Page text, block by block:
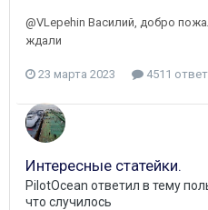
@VLepehin Василий, добро
ждали
23 марта 2023 4511
Интересные статейки.
PilotOcean ответил в тему
что случилось